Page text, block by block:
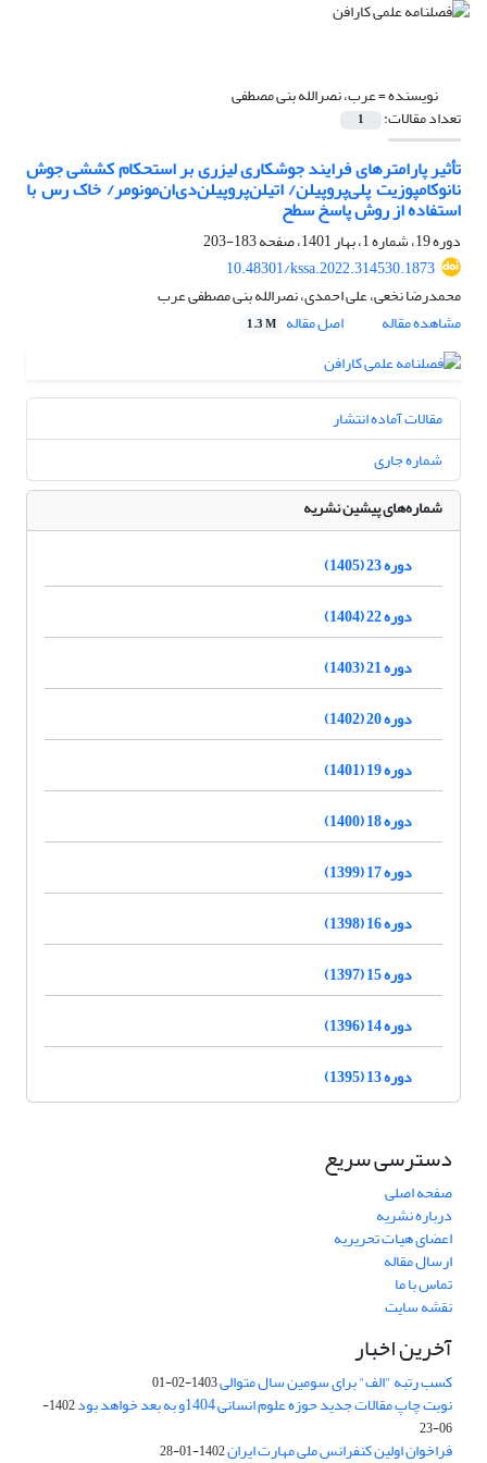
نویسنده =عرب، نصرالله بنی مصطفی
تعداد مقالات: 1
تأثیر پارامترهای فرایند جوشکاری لیزری بر استحکام کششی جوش
نانوکامپوزیت پلی‌پروپیلن/ اتیلن‌پروپیلن‌دی‌ان‌مونومر/ خاک رس با
استفاده از روش پاسخ ‌سطح
دوره 19، شماره 1، بهار 1401، صفحه
183-203
10.48301/kssa.2022.314530.1873
محمدرضا نخعی، علی احمدی، نصرالله بنی مصطفی عرب
مشاهده مقاله
اصل مقاله 1.3 M
مقالات آماده انتشار
شماره جاری
شماره‌های پیشین نشریه
دوره 23 (1405)
دوره 22 (1404)
دوره 21 (1403)
دوره 20 (1402)
دوره 19 (1401)
دوره 18 (1400)
دوره 17 (1399)
دوره 16 (1398)
دوره 15 (1397)
دوره 14 (1396)
دوره 13 (1395)
دسترسی سریع
صفحه اصلی
درباره نشریه
اعضای هیات تحریریه
ارسال مقاله
تماس با ما
نقشه سایت
آخرین اخبار
کسب رتبه "الف" برای سومین سال متوالی1403-02-01
نوبت چاپ مقالات جدید حوزه علوم انسانی 1404و به بعد خواهد بود
1402-
06-23
فراخوان اولین کنفرانس ملی مهارت ایران1402-01-28